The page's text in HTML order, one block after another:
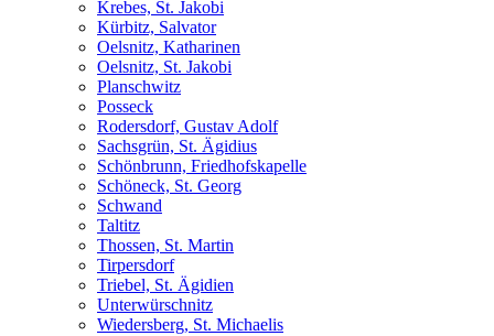
Krebes, St. Jakobi
Kürbitz, Salvator
Oelsnitz, Katharinen
Oelsnitz, St. Jakobi
Planschwitz
Posseck
Rodersdorf, Gustav Adolf
Sachsgrün, St. Ägidius
Schönbrunn, Friedhofskapelle
Schöneck, St. Georg
Schwand
Taltitz
Thossen, St. Martin
Tirpersdorf
Triebel, St. Ägidien
Unterwürschnitz
Wiedersberg, St. Michaelis